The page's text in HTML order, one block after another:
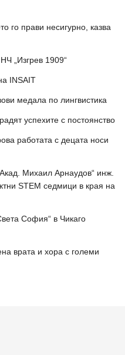
го прави несигурно, казва
„Изгрев 1909“
INSAIT
медала по лингвистика
успехите с постоянство
работата с децата носи
Михаил Арнаудов“ инж.
STEM седмици в края на
София“ в Чикаго
врата и хора с големи